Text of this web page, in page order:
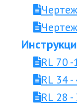
RL 70
RL 34
RL 28 -